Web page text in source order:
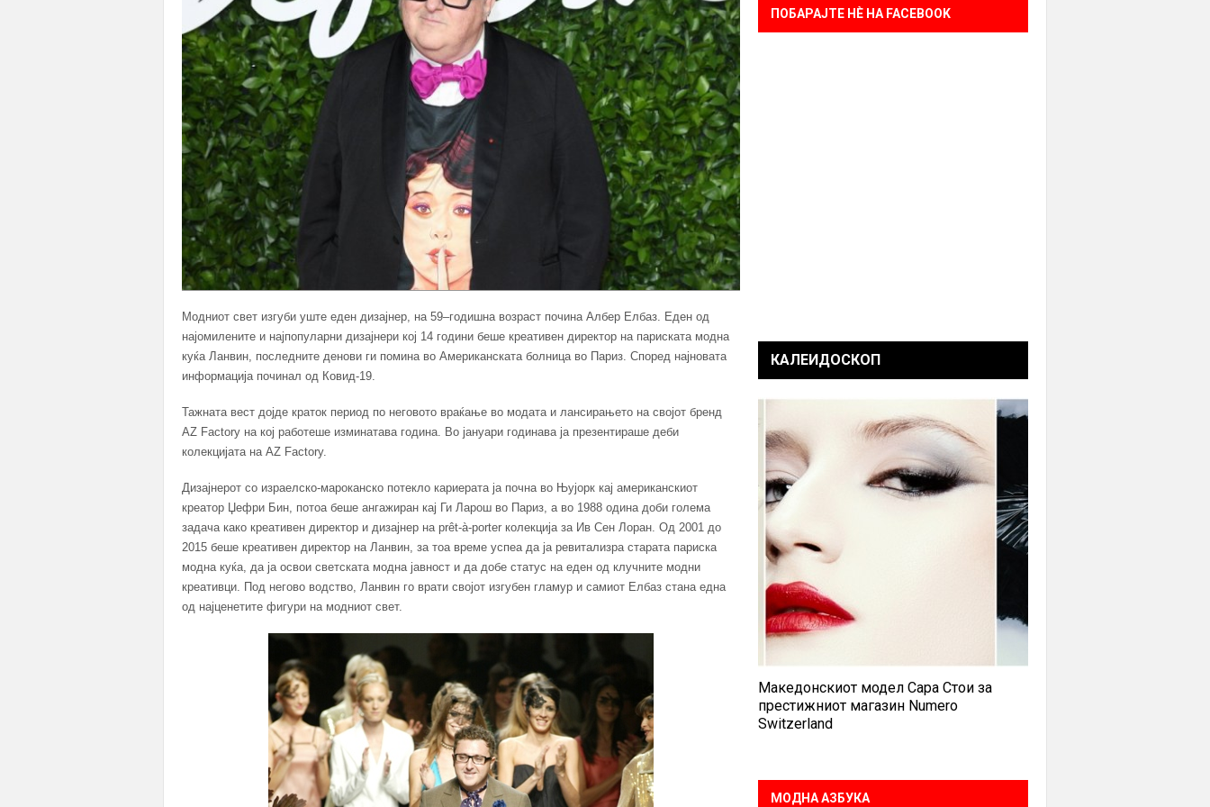
Модниот свет изгуби уште еден дизајнер, на 59–годишна возраст почина Албер Елбаз. Еден од
најомилените и најпопуларни дизајнери кој 14 години беше креативен директор на париската модна
куќа Ланвин, последните денови ги помина во Американската болница во Париз. Според најновата
информација починал од Ковид-19.
Тажната вест дојде краток период по неговото враќање во модата и лансирањето на својот бренд
AZ Factory на кој работеше изминатава година. Во јануари годинава ја презентираше деби
колекцијата на AZ Factory.
Дизајнерот со израелско-мароканско потекло кариерата ја почна во Њујорк кај американскиот
креатор Џефри Бин, потоа беше ангажиран кај Ги Ларош во Париз, а во 1988 одина доби голема
задача како креативен директор и дизајнер на prêt-à-porter колекција за Ив Сен Лоран. Од 2001 до
2015 беше креативен директор на Ланвин, за тоа време успеа да ја ревитализра старата париска
модна куќа, да ја освои светската модна јавност и да добе статус на еден од клучните модни
креативци. Под негово водство, Ланвин го врати својот изгубен гламур и самиот Елбаз стана една
од најценетите фигури на модниот свет.
ПОБАРАЈТЕ НÈ НА FACEBOOK
КАЛЕИДОСКОП
Македонскиот модел Сара Стои за
престижниот магазин Numero
Switzerland
МОДНА АЗБУКА